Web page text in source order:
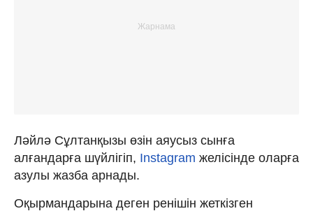
Ләйлә Сұлтанқызы өзін аяусыз сынға
алғандарға шүйлігіп, Instagram желісінде оларға
азулы жазба арнады.
Оқырмандарына деген ренішін жеткізген